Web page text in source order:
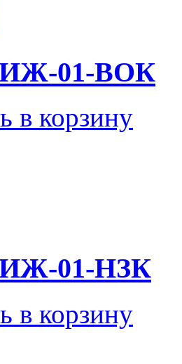
01-ВОК
в корзину
01-НЗК
в корзину